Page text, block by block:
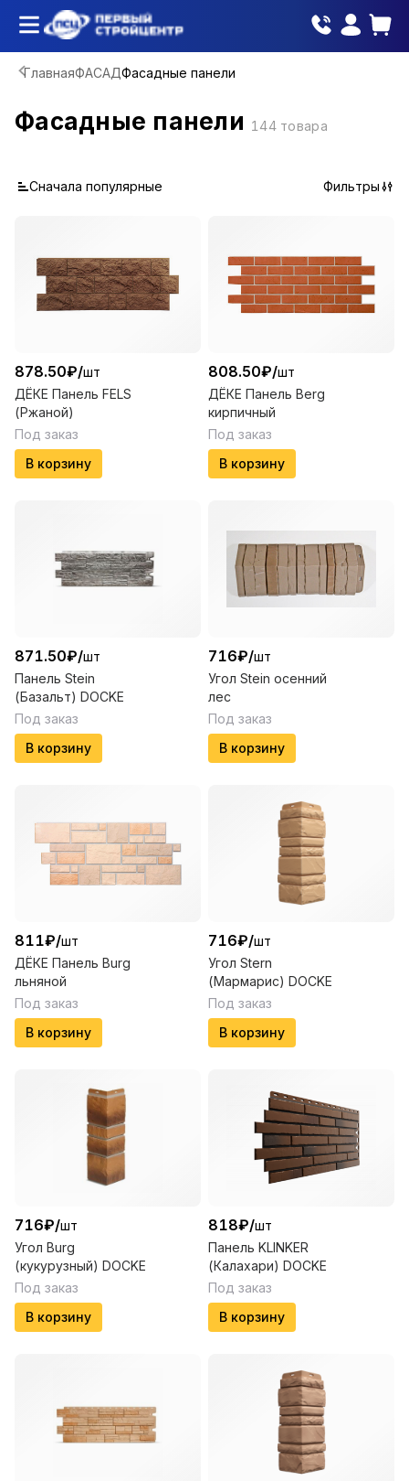
ГлавнаяФАСАДФасадные панели
Фасадные панели 144 товара
Сначала популярные Фильтры
878.50₽/шт
ДЁКЕ Панель FELS
(Ржаной)
Под заказ
В корзину
808.50₽/шт
ДЁКЕ Панель Berg
кирпичный
Под заказ
В корзину
871.50₽/шт
Панель Stein
(Базальт) DOCKE
Под заказ
В корзину
716₽/шт
Угол Stein осенний
лес
Под заказ
В корзину
811₽/шт
ДЁКЕ Панель Burg
льняной
Под заказ
В корзину
716₽/шт
Угол Stern
(Мармарис) DOCKE
Под заказ
В корзину
716₽/шт
Угол Burg
(кукурузный) DOCKE
Под заказ
В корзину
818₽/шт
Панель KLINKER
(Калахари) DOCKE
Под заказ
В корзину